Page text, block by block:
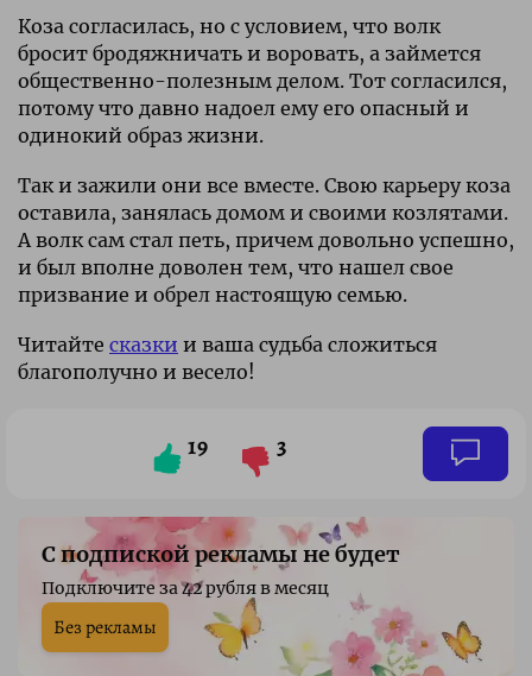
Коза согласилась, но с условием, что волк
бросит бродяжничать и воровать, а займется
общественно-полезным делом. Тот согласился,
потому что давно надоел ему его опасный и
одинокий образ жизни.
Так и зажили они все вместе. Свою карьеру коза
оставила, занялась домом и своими козлятами.
А волк сам стал петь, причем довольно успешно,
и был вполне доволен тем, что нашел свое
призвание и обрел настоящую семью.
Читайте сказки и ваша судьба сложиться
благополучно и весело!
19 3
С подпиской рекламы не будет
Подключите за 42 рубля в месяц
Без рекламы